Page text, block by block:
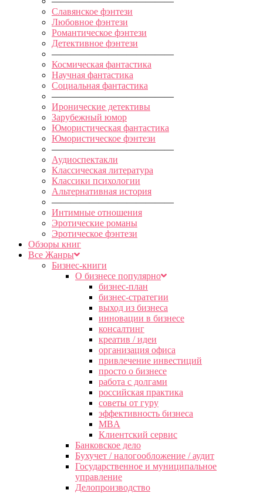
Славянское фэнтези
Любовное фэнтези
Романтическое фэнтези
Детективное фэнтези
—————————————
Космическая фантастика
Научная фантастика
Социальная фантастика
—————————————
Иронические детективы
Зарубежный юмор
Юмористическая фантастика
Юмористическое фэнтези
—————————————
Аудиоспектакли
Классическая литература
Классики психологии
Альтернативная история
—————————————
Интимные отношения
Эротические романы
Эротическое фэнтези
Обзоры книг
Все Жанры
Бизнес-книги
О бизнесе популярно
бизнес-план
бизнес-стратегии
выход из бизнеса
инновации в бизнесе
консалтинг
креатив / идеи
организация офиса
привлечение инвестиций
просто о бизнесе
работа с долгами
российская практика
советы от гуру
эффективность бизнеса
MBA
Клиентский сервис
Банковское дело
Бухучет / налогообложение / аудит
Государственное и муниципальное
управление
Делопроизводство